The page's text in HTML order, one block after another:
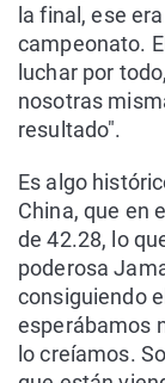
la final, ese
campeonato.
luchar por
nosotras
resultado".
Es algo
China, que en
de 42.28, lo
poderosa
consiguiendo
esperábamos
lo creíamos.